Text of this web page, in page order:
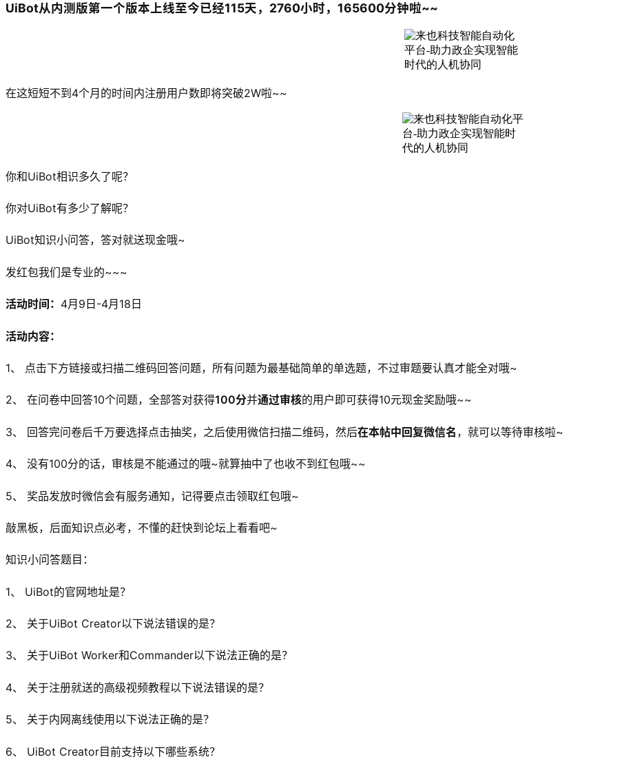
UiBot从内测版第一个版本上线至今已经115天，2760小时，165600分钟啦~~
在这短短不到4个月的时间内注册用户数即将突破2W啦~~
你和UiBot相识多久了呢？
你对UiBot有多少了解呢？
UiBot知识小问答，答对就送现金哦~
发红包我们是专业的~~~
活动时间： 4月9日-4月18日
活动内容：
1、 点击下方链接或扫描二维码回答问题，所有问题为最基础简单的单选题，不过审题要认真才能全对哦~
2、 在问卷中回答10个问题，全部答对获得100分并通过审核的用户即可获得10元现金奖励哦~~
3、 回答完问卷后千万要选择点击抽奖，之后使用微信扫描二维码，然后在本帖中回复微信名 ，就可以等待审核啦~
4、 没有100分的话，审核是不能通过的哦~就算抽中了也收不到红包哦~~
5、 奖品发放时微信会有服务通知，记得要点击领取红包哦~
敲黑板，后面知识点必考，不懂的赶快到论坛上看看吧~
知识小问答题目：
1、 UiBot的官网地址是？
2、 关于UiBot Creator以下说法错误的是？
3、 关于UiBot Worker和Commander以下说法正确的是？
4、 关于注册就送的高级视频教程以下说法错误的是？
5、 关于内网离线使用以下说法正确的是？
6、 UiBot Creator目前支持以下哪些系统？